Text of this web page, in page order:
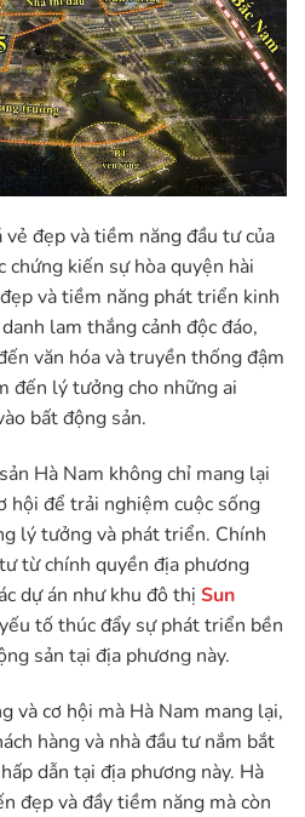
đẹp và tiềm năng đầu tư của
chứng kiến sự hòa quyện hài
và tiềm năng phát triển kinh
lam thắng cảnh độc đáo,
văn hóa và truyền thống đậm
đến lý tưởng cho những ai
bất động sản.
Hà Nam không chỉ mang lại
hội để trải nghiệm cuộc sống
lý tưởng và phát triển. Chính
từ chính quyền địa phương
dự án như khu đô thị Sun
tố thúc đẩy sự phát triển bền
sản tại địa phương này.
và cơ hội mà Hà Nam mang lại,
hàng và nhà đầu tư nắm bắt
dẫn tại địa phương này. Hà
đẹp và đầy tiềm năng mà còn